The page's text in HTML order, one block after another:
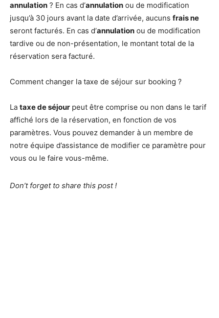
annulation ? En cas d’annulation ou de modification
jusqu’à 30 jours avant la date d’arrivée, aucuns frais ne
seront facturés. En cas d’annulation ou de modification
tardive ou de non-présentation, le montant total de la
réservation sera facturé.
Comment changer la taxe de séjour sur booking ?
La taxe de séjour peut être comprise ou non dans le tarif
affiché lors de la réservation, en fonction de vos
paramètres. Vous pouvez demander à un membre de
notre équipe d’assistance de modifier ce paramètre pour
vous ou le faire vous-même.
Don’t forget to share this post !